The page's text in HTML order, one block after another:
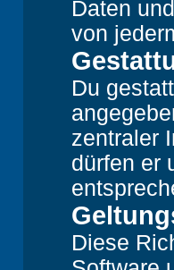
Daten
von
Du
zentraler
dürfen er
Diese